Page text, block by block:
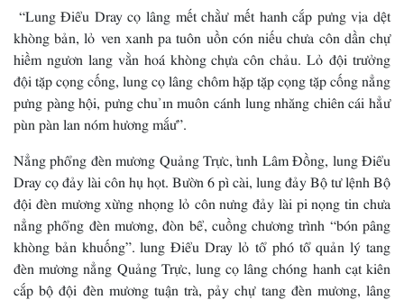
“Lung Điểu Dray cọ lâng mết chằư mết hanh cắp pưng vịa dệt
khòng bản, lỏ ven xanh pa tuôn uồn cón niếu chưa côn dần chự
hiềm ngươn lang vằn hoá khòng chựa côn chảu. Lỏ đội trưởng
đội tặp cọng cống, lung cọ lâng chôm hặp tặp cọng tặp cống nẳng
pưng pàng hội, pưng chu ỉn muôn cánh lung nhăng chiên cái hẳư
pùn pàn lan nóm hương mắư”.
Nẳng phổng đèn mương Quảng Trực, tỉnh Lâm Đồng, lung Điểu
Dray cọ đảy lài côn hụ họt. Bườn 6 pì cài, lung đảy Bộ tư lệnh Bộ
đội đèn mương xừng nhọng lỏ côn nưng đảy lài pi nọng tin chưa
nẳng phổng đèn mương, đòn bể, cuồng chương trình “bón pâng
khòng bản khuống”. lung Điểu Dray lỏ tổ phó tổ quản lý tang
đèn mương nẳng Quảng Trực, lung cọ lâng chóng hanh cạt kiên
cắp bộ đội đèn mương tuận trà, pảy chự tang đèn mương, lâng